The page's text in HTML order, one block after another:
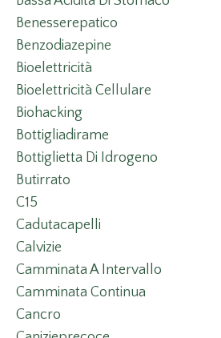
Benesserepatico
Benzodiazepine
Bioelettricità
Bioelettricità Cellulare
Biohacking
Bottigliadirame
Bottiglietta Di Idrogeno
Butirrato
C15
Cadutacapelli
Calvizie
Camminata A Intervallo
Camminata Continua
Cancro